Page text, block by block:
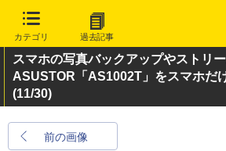
カテゴリ 過去記事
スマホの写真バックアップやストリ
ASUSTOR「AS1002T」をスマホだ
(11/30)
前の画像